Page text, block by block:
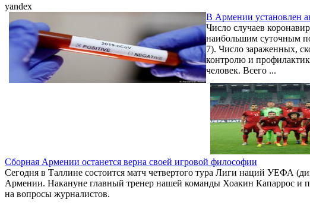
yandex
В Армении установлен
Число случаев
наибольшим суточным
7). Число зараженных,
контролю и
человек. Всего ...
Сборная Армении останется верна своей игровой философии
Сегодня в Таллине состоится матч четвертого тура Лиги наций УЕФА
Армении. Накануне главный тренер нашей команды Хоакин Капаррос и
на вопросы журналистов.